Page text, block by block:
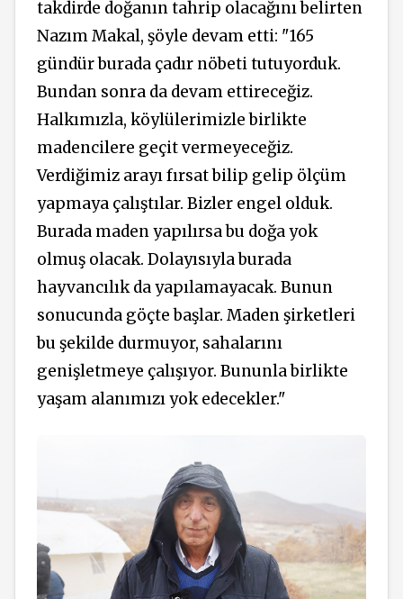
takdirde doğanın tahrip olacağını belirten
Nazım Makal, şöyle devam etti: "165
gündür burada çadır nöbeti tutuyorduk.
Bundan sonra da devam ettireceğiz.
Halkımızla, köylülerimizle birlikte
madencilere geçit vermeyeceğiz.
Verdiğimiz arayı fırsat bilip gelip ölçüm
yapmaya çalıştılar. Bizler engel olduk.
Burada maden yapılırsa bu doğa yok
olmuş olacak. Dolayısıyla burada
hayvancılık da yapılamayacak. Bunun
sonucunda göçte başlar. Maden şirketleri
bu şekilde durmuyor, sahalarını
genişletmeye çalışıyor. Bununla birlikte
yaşam alanımızı yok edecekler."